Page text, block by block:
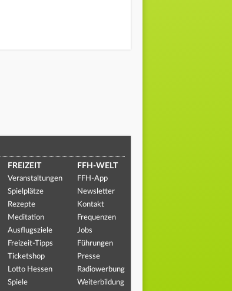
FREIZEIT
Veranstaltungen
Spielplätze
Rezepte
Meditation
Ausflugsziele
Freizeit-Tipps
Ticketshop
Lotto Hessen
Spiele
FFH-WELT
FFH-App
Newsletter
Kontakt
Frequenzen
Jobs
Führungen
Presse
Radiowerbung
Weiterbildung